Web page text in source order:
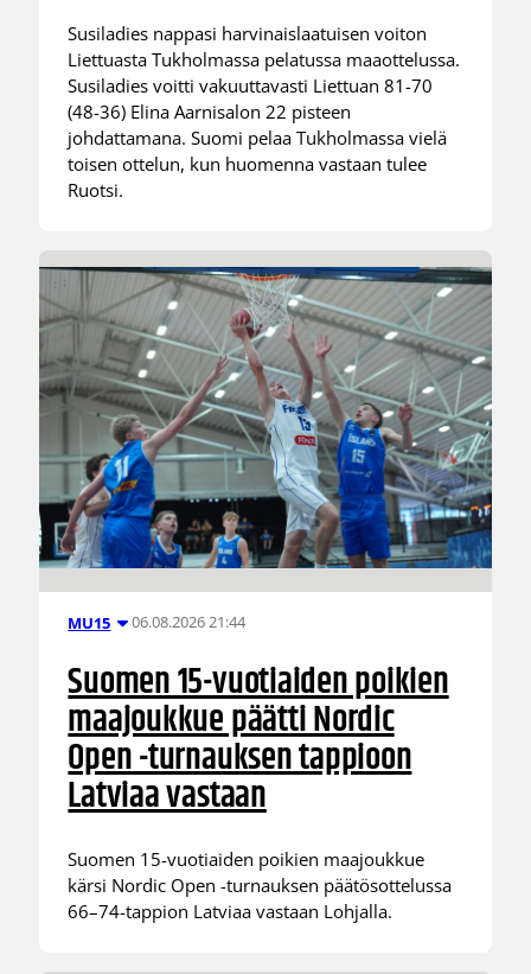
Susiladies nappasi harvinaislaatuisen voiton
Liettuasta Tukholmassa pelatussa maaottelussa.
Susiladies voitti vakuuttavasti Liettuan 81-70
(48-36) Elina Aarnisalon 22 pisteen
johdattamana. Suomi pelaa Tukholmassa vielä
toisen ottelun, kun huomenna vastaan tulee
Ruotsi.
MU15 06.08.2026 21:44
Suomen 15-vuotiaiden poikien
maajoukkue päätti Nordic
Open -turnauksen tappioon
Latviaa vastaan
Suomen 15-vuotiaiden poikien maajoukkue
kärsi Nordic Open -turnauksen päätösottelussa
66–74-tappion Latviaa vastaan Lohjalla.